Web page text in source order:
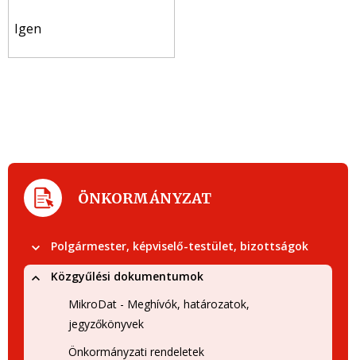
Igen
ÖNKORMÁNYZAT
Polgármester, képviselő-testület, bizottságok
Közgyűlési dokumentumok
MikroDat - Meghívók, határozatok,
jegyzőkönyvek
Önkormányzati rendeletek